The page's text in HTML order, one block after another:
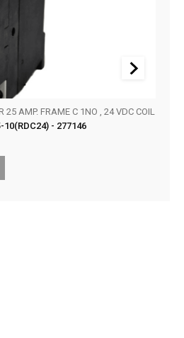
25 AMP. FRAME C 1NO , 24 VDC COIL
10(RDC24) - 277146